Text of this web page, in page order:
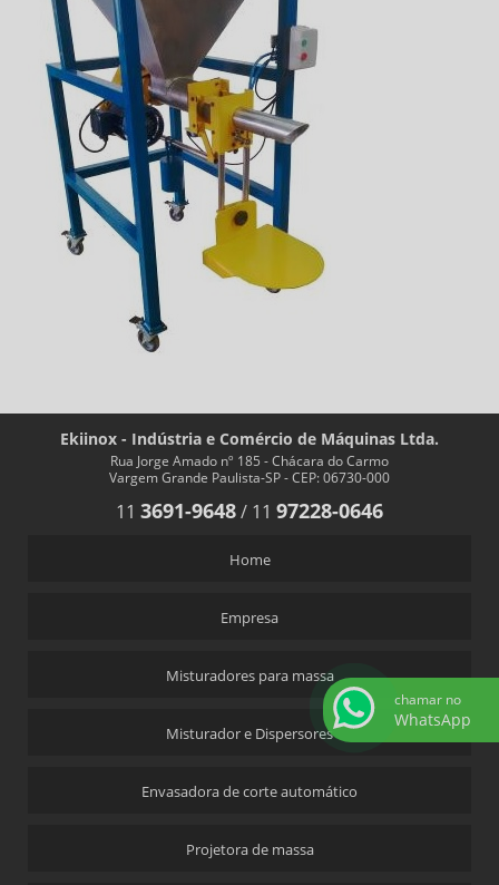
Ekiinox - Indústria e Comércio de Máquinas Ltda.
Rua Jorge Amado nº 185 - Chácara do Carmo
Vargem Grande Paulista-SP - CEP: 06730-000
11 3691-9648/ 11 97228-0646
Home
Empresa
Misturadores para massa
Misturador e Dispersores
Envasadora de corte automático
Projetora de massa
chamar no
WhatsApp